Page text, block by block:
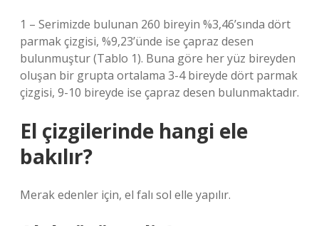
1 – Serimizde bulunan 260 bireyin %3,46’sında dört
parmak çizgisi, %9,23’ünde ise çapraz desen
bulunmuştur (Tablo 1). Buna göre her yüz bireyden
oluşan bir grupta ortalama 3-4 bireyde dört parmak
çizgisi, 9-10 bireyde ise çapraz desen bulunmaktadır.
El çizgilerinde hangi ele
bakılır?
Merak edenler için, el falı sol elle yapılır.